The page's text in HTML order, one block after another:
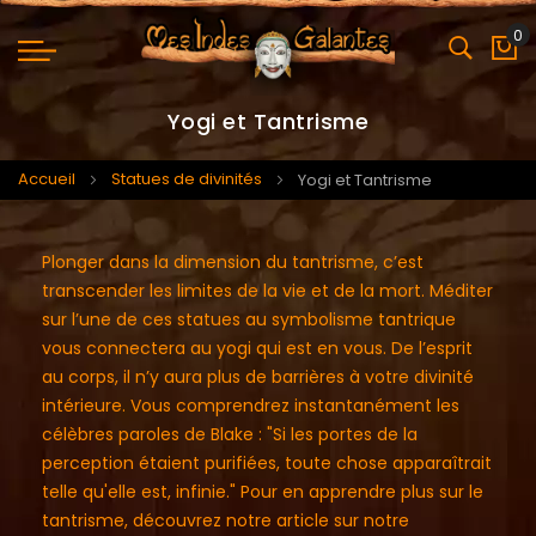
0
Yogi et Tantrisme
Accueil Statues de divinités Yogi et Tantrisme
Plonger dans la dimension du tantrisme, c’est
transcender les limites de la vie et de la mort. Méditer
sur l’une de ces statues au symbolisme tantrique
vous connectera au yogi qui est en vous. De l’esprit
au corps, il n’y aura plus de barrières à votre divinité
intérieure. Vous comprendrez instantanément les
célèbres paroles de Blake : "Si les portes de la
perception étaient purifiées, toute chose apparaîtrait
telle qu'elle est, infinie." Pour en apprendre plus sur le
tantrisme, découvrez notre article sur notre